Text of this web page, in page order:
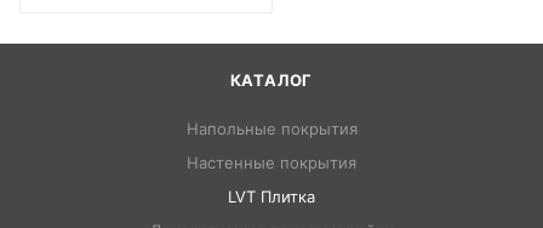
КАТАЛОГ
Напольные покрытия
Настенные покрытия
LVT Плитка